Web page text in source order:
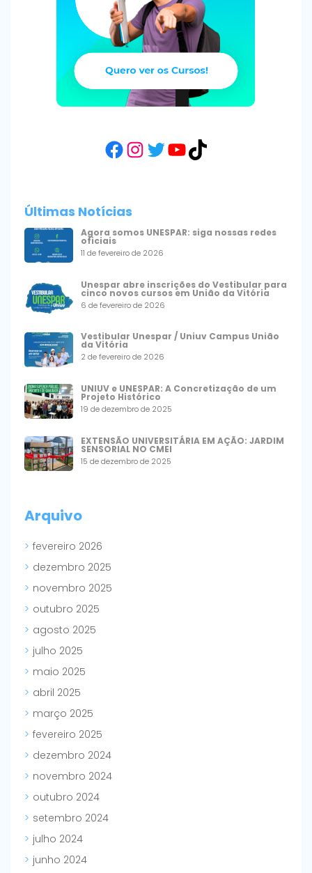
Facebook
Instagram
Twitter
YouTube
TikTok
Últimas Notícias
Agora somos UNESPAR: siga nossas redes
oficiais
11 de fevereiro de 2026
Unespar abre inscrições do Vestibular para
cinco novos cursos em União da Vitória
6 de fevereiro de 2026
Vestibular Unespar / Uniuv Campus União
da Vitória
2 de fevereiro de 2026
UNIUV e UNESPAR: A Concretização de um
Projeto Histórico
19 de dezembro de 2025
EXTENSÃO UNIVERSITÁRIA EM AÇÃO: JARDIM
SENSORIAL NO CMEI
15 de dezembro de 2025
Arquivo
fevereiro 2026
dezembro 2025
novembro 2025
outubro 2025
agosto 2025
julho 2025
maio 2025
abril 2025
março 2025
fevereiro 2025
dezembro 2024
novembro 2024
outubro 2024
setembro 2024
julho 2024
junho 2024